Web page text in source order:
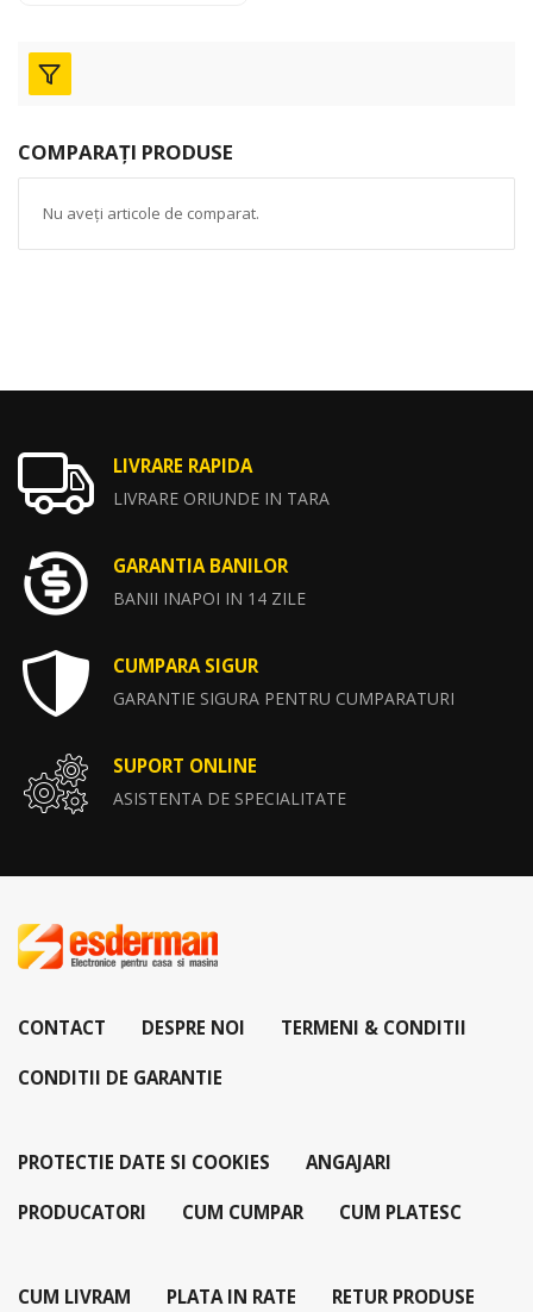
COMPARAȚI PRODUSE
Nu aveți articole de comparat.
LIVRARE RAPIDA
LIVRARE ORIUNDE IN TARA
GARANTIA BANILOR
BANII INAPOI IN 14 ZILE
CUMPARA SIGUR
GARANTIE SIGURA PENTRU CUMPARATURI
SUPORT ONLINE
ASISTENTA DE SPECIALITATE
CONTACT DESPRE NOI TERMENI & CONDITII
CONDITII DE GARANTIE
PROTECTIE DATE SI COOKIES ANGAJARI
PRODUCATORI CUM CUMPAR CUM PLATESC
CUM LIVRAM PLATA IN RATE RETUR PRODUSE